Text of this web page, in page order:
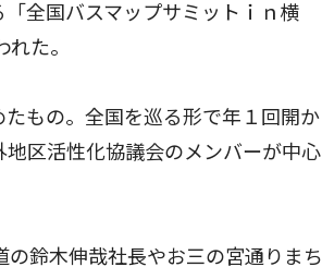
全国バスマップサミットｉｎ横
た。
もの。全国を巡る形で年１回開か
区活性化協議会のメンバーが中心
鈴木伸哉社長やお三の宮通りまち